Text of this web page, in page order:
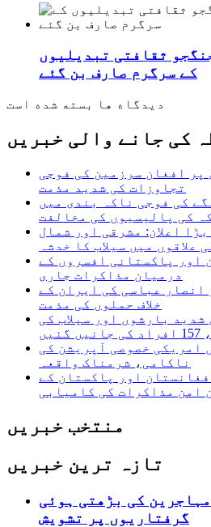
ثقافتی تبدیلیوں
کے سرگرم صارف بن گئے
دیدگاه ها بسته شده است
کی جانے والی خبریں
پر افغان سرزمین کی فوجی
تجاوزات کی شدید مذمت
کی فوجی ناکہ بندی میں
کی پالیسیوں کی مخالفت
اعلان: مشرقی اور شمال
علاقوں میں سیلاب کا خدشہ
اور پاکستانی افسروں کے
درمیان مذاکرات جاری
انصار عباسی کی ایران کے
خلاف حملوں کی مذمت
بارشوں اور سیلاب کی
امریکی خصوصی آپریشن کی
ناکامی، شرمناک واقعہ
اور پاکستان کے
امن مذاکرات کی کامیابی
منتخب خبریں
تازہ ترین خبریں
کی بڑھتی ہوئی
گرفتاریوں پر تشویش